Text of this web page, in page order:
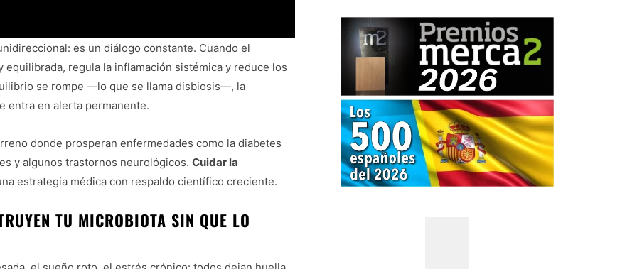
es un diálogo constante. Cuando el
regula la inflamación sistémica y reduce los
se rompe —lo que se llama disbiosis—, la
entra en alerta permanente.
donde prosperan enfermedades como la diabetes
y algunos trastornos neurológicos. Cuidar la
estrategia médica con respaldo científico creciente.
TU MICROBIOTA SIN QUE LO